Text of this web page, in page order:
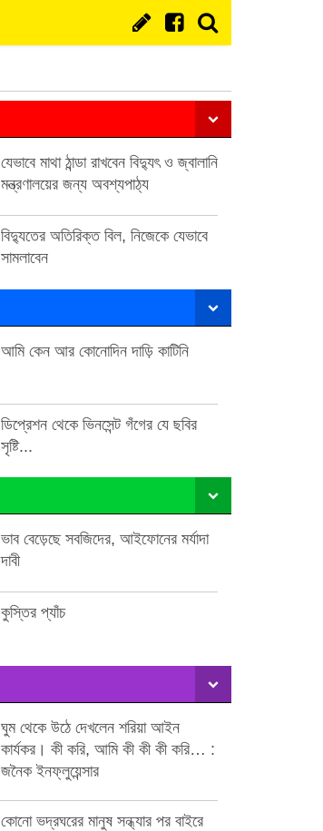
যেভাবে মাথা ঠান্ডা রাখবেন বিদ্যুৎ ও জ্বালানি
মন্ত্রণালয়ের জন্য অবশ্যপাঠ্য
বিদ্যুতের অতিরিক্ত বিল, নিজেকে যেভাবে
সামলাবেন
আমি কেন আর কোনোদিন দাড়ি কাটিনি
ডিপ্রেশন থেকে ভিনসেন্ট গঁগের যে ছবির
সৃষ্টি...
ভাব বেড়েছে সবজিদের, আইফোনের মর্যাদা
দাবী
কুস্তির প্যাঁচ
ঘুম থেকে উঠে দেখলেন শরিয়া আইন
কার্যকর। কী করি, আমি কী কী কী করি… :
জনৈক ইনফ্লুয়েন্সার
কোনো ভদ্রঘরের মানুষ সন্ধ্যার পর বাইরে